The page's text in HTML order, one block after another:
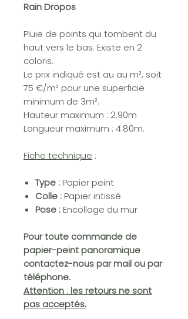
Rain Dropos
Pluie de points qui tombent du
haut vers le bas. Existe en 2
coloris.
Le prix indiqué est au au m², soit
75 €/m² pour une superficie
minimum de 3m².
Hauteur maximum : 2.90m
Longueur maximum : 4.80m.
Fiche technique :
Type : Papier peint
Colle : Papier intissé
Pose : Encollage du mur
Pour toute commande de
papier-peint panoramique
contactez-nous par mail ou par
téléphone.
Attention : les retours ne sont
pas acceptés.